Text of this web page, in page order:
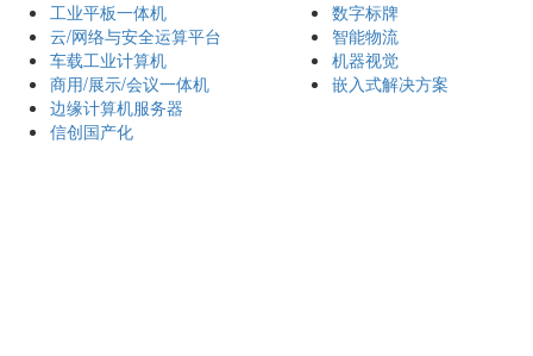
工业平板一体机
云/网络与安全运算平台
车载工业计算机
商用/展示/会议一体机
边缘计算机服务器
信创国产化
数字标牌
智能物流
机器视觉
嵌入式解决方案